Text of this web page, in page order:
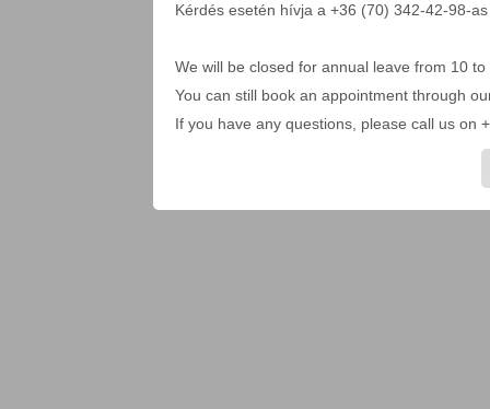
Kérdés esetén hívja a +36 (70) 342-42-98-
We will be closed for annual leave from 10 to
You can still book an appointment through
If you have any questions, please call us on